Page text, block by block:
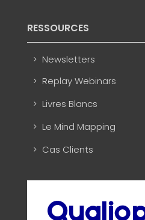
RESSOURCES
Newsletters
Replay Webinars
Livres Blancs
Le Mind Mapping
Cas Clients